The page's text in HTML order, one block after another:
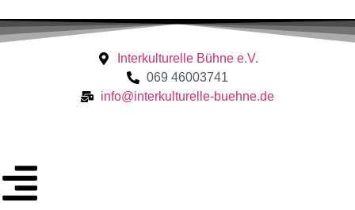
Interkulturelle Bühne e.V.
069 46003741
info@interkulturelle-buehne.de